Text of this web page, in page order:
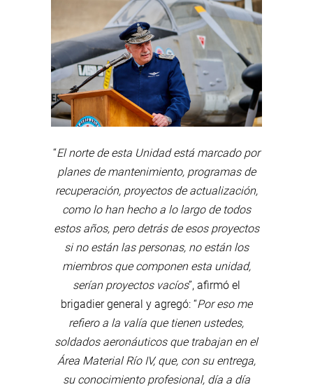
“El norte de esta Unidad está marcado por
planes de mantenimiento, programas de
recuperación, proyectos de actualización,
como lo han hecho a lo largo de todos
estos años, pero detrás de esos proyectos
si no están las personas, no están los
miembros que componen esta unidad,
serían proyectos vacíos”, afirmó el
brigadier general y agregó: “Por eso me
refiero a la valía que tienen ustedes,
soldados aeronáuticos que trabajan en el
Área Material Río IV, que, con su entrega,
su conocimiento profesional, día a día